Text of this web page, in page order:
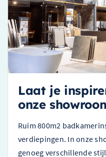
Laat je
onze
Ruim 800m2
verdiepingen. In onze
genoeg verschillende